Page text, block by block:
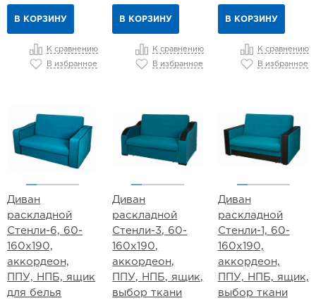
В КОРЗИНУ
К сравнению
В избранное
В КОРЗИНУ
К сравнению
В избранное
В КОРЗИНУ
К сравнению
В избранное
Диван
раскладной
Стенли-6, 60-
160х190,
аккордеон,
ППУ, НПБ, ящик
для белья
Диван
раскладной
Стенли-3, 60-
160х190,
аккордеон,
ППУ, НПБ, ящик,
выбор ткани
Диван
раскладной
Стенли-1, 60-
160х190,
аккордеон,
ППУ, НПБ, ящик,
выбор ткани